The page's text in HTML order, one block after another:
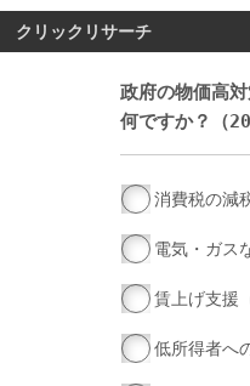
クリックリサーチ
政府の物価高
何ですか？（
消費税の減
電気・ガス
賃上げ支援
低所得者へ